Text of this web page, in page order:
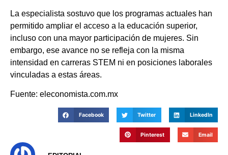
La especialista sostuvo que los programas actuales han
permitido ampliar el acceso a la educación superior,
incluso con una mayor participación de mujeres. Sin
embargo, ese avance no se refleja con la misma
intensidad en carreras STEM ni en posiciones laborales
vinculadas a estas áreas.
Fuente: eleconomista.com.mx
Facebook Twitter LinkedIn
Pinterest Email